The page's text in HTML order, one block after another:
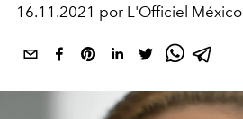
16.11.2021 por L'Officiel México